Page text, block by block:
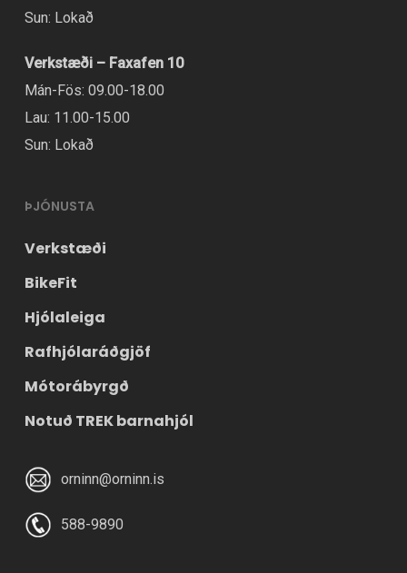
Sun: Lokað
Verkstæði – Faxafen 10
Mán-Fös: 09.00-18.00
Lau: 11.00-15.00
Sun: Lokað
ÞJÓNUSTA
Verkstæði
BikeFit
Hjólaleiga
Rafhjólaráðgjöf
Mótorábyrgð
Notuð TREK barnahjól
orninn@orninn.is
588-9890